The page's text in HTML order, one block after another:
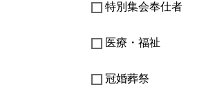
特別集会奉仕者
医療・福祉
冠婚葬祭